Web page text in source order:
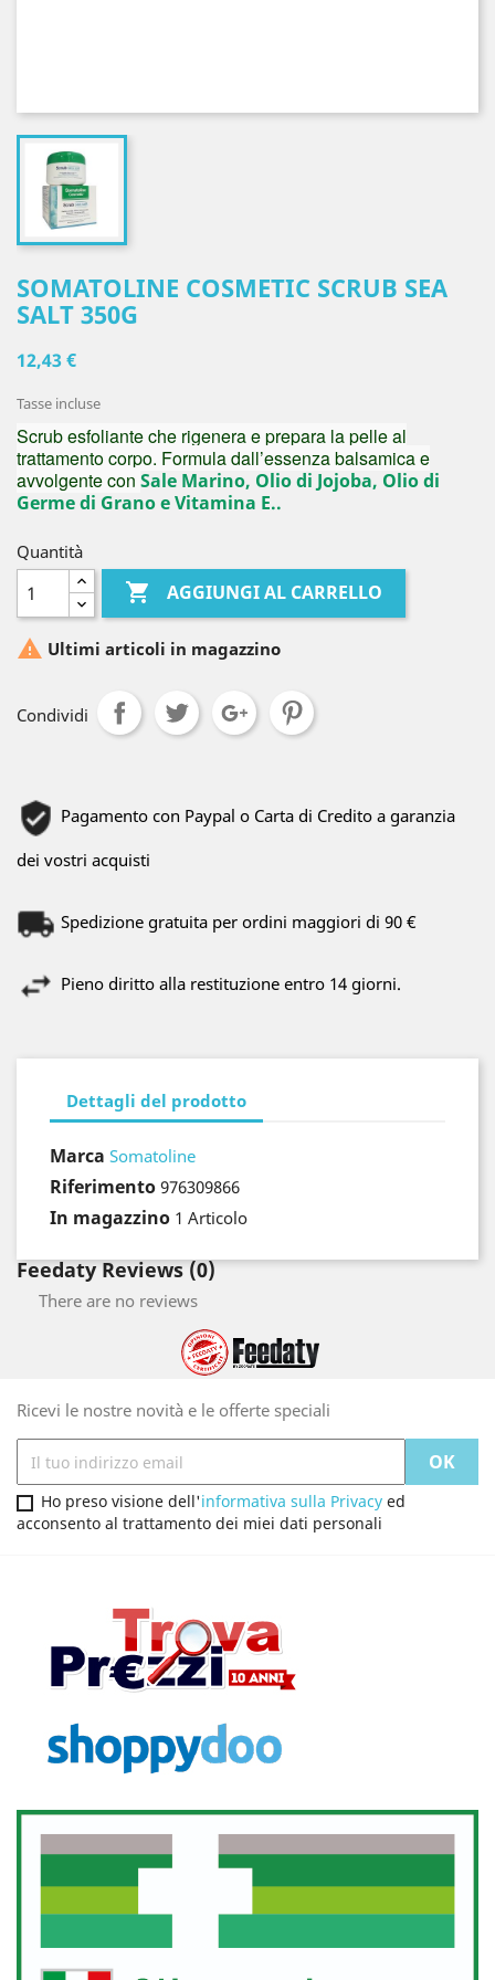
SOMATOLINE COSMETIC SCRUB SEA
SALT 350G
12,43 €
Tasse incluse
Scrub esfoliante che rigenera e prepara la pelle al
trattamento corpo. Formula dall’essenza balsamica e
avvolgente con Sale Marino, Olio di Jojoba, Olio di
Germe di Grano e Vitamina E..
Quantità
 AGGIUNGI AL CARRELLO
 Ultimi articoli in magazzino
Condividi
Pagamento con Paypal o Carta di Credito a garanzia
dei vostri acquisti
Spedizione gratuita per ordini maggiori di 90 €
Pieno diritto alla restituzione entro 14 giorni.
Dettagli del prodotto
Marca Somatoline
Riferimento 976309866
In magazzino 1 Articolo
Feedaty Reviews (0)
There are no reviews
Ricevi le nostre novità e le offerte speciali
Ho preso visione dell'informativa sulla Privacy ed
acconsento al trattamento dei miei dati personali